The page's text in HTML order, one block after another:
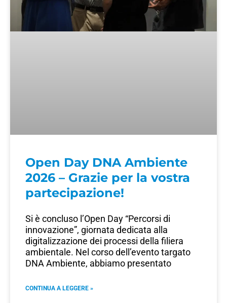
Open Day DNA Ambiente
2026 – Grazie per la vostra
partecipazione!
Si è concluso l’Open Day “Percorsi di
innovazione”, giornata dedicata alla
digitalizzazione dei processi della filiera
ambientale. Nel corso dell’evento targato
DNA Ambiente, abbiamo presentato
CONTINUA A LEGGERE »